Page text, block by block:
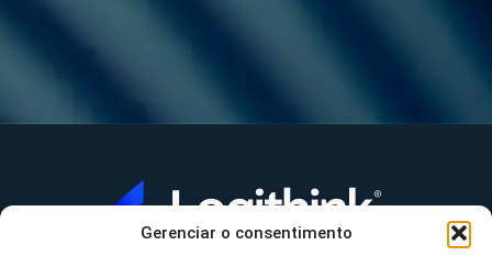
Gerenciar o consentimento